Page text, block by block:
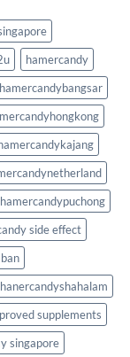
hamercandy
hamercandybangsar
hamercandypuchong
side effect
hanercandyshahalam
supplements
singapore